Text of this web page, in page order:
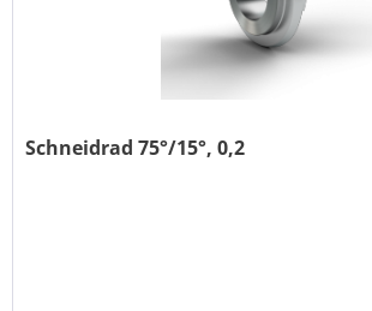
Schneidrad 75°/15°, 0,2